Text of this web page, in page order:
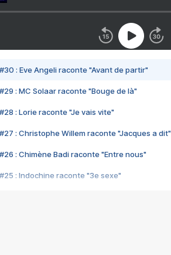
#30 : Eve Angeli raconte "Avant de partir"
#29 : MC Solaar raconte "Bouge de là"
#28 : Lorie raconte "Je vais vite"
#27 : Christophe Willem raconte "Jacques a dit"
#26 : Chimène Badi raconte "Entre nous"
#25 : Indochine raconte "3e sexe"